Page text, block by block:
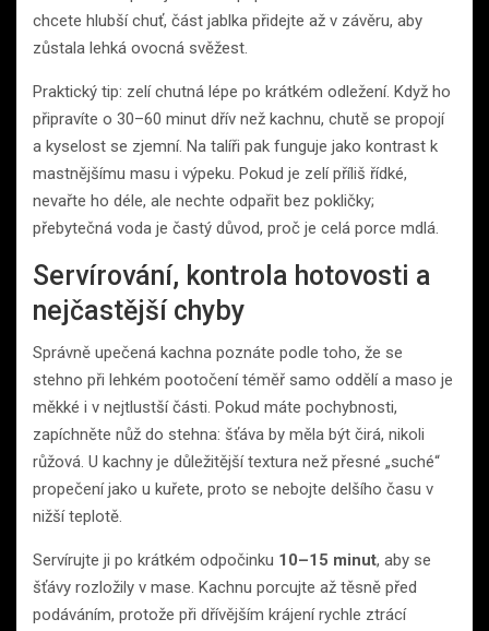
chcete hlubší chuť, část jablka přidejte až v závěru, aby
zůstala lehká ovocná svěžest.
Praktický tip: zelí chutná lépe po krátkém odležení. Když ho
připravíte o 30–60 minut dřív než kachnu, chutě se propojí
a kyselost se zjemní. Na talíři pak funguje jako kontrast k
mastnějšímu masu i výpeku. Pokud je zelí příliš řídké,
nevařte ho déle, ale nechte odpařit bez pokličky;
přebytečná voda je častý důvod, proč je celá porce mdlá.
Servírování, kontrola hotovosti a
nejčastější chyby
Správně upečená kachna poznáte podle toho, že se
stehno při lehkém pootočení téměř samo oddělí a maso je
měkké i v nejtlustší části. Pokud máte pochybnosti,
zapíchněte nůž do stehna: šťáva by měla být čirá, nikoli
růžová. U kachny je důležitější textura než přesné „suché“
propečení jako u kuřete, proto se nebojte delšího času v
nižší teplotě.
Servírujte ji po krátkém odpočinku 10–15 minut, aby se
šťávy rozložily v mase. Kachnu porcujte až těsně před
podáváním, protože při dřívějším krájení rychle ztrácí